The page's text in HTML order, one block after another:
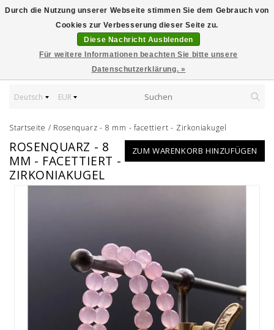
Deutsch EUR
Startseite / Rosenquarz - 8 mm - facettiert - Zirkoniakugel
ZUM WARENKORB HINZUFÜGEN
ROSENQUARZ - 8
MM - FACETTIERT -
ZIRKONIAKUGEL
Durch die Nutzung unserer Webseite stimmen Sie dem Gebrauch von
Cookies zur Verbesserung dieser Seite zu.
Diese Nachricht Ausblenden
Für weitere Informationen beachten Sie bitte unsere
Datenschutzerklärung. »